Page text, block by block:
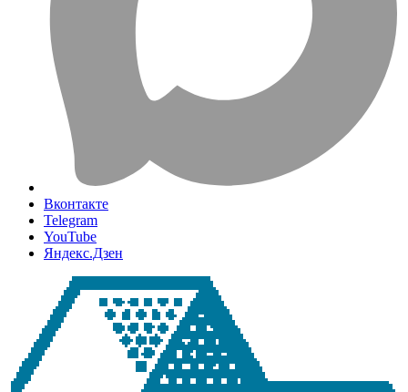
Вконтакте
Telegram
YouTube
Яндекс.Дзен